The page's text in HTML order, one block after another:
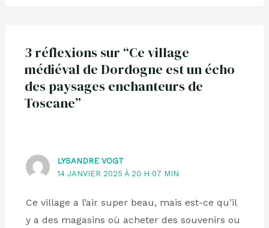
3 réflexions sur “Ce village
médiéval de Dordogne est un écho
des paysages enchanteurs de
Toscane”
LYSANDRE VOGT
14 JANVIER 2025 À 20 H 07 MIN
Ce village a l’air super beau, mais est-ce qu’il
y a des magasins où acheter des souvenirs ou